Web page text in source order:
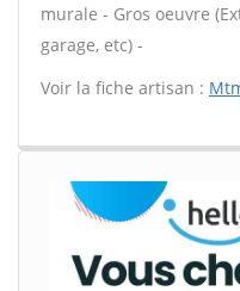
murale - Gros oeuvre
garage, etc) -
Voir la fiche artisan :